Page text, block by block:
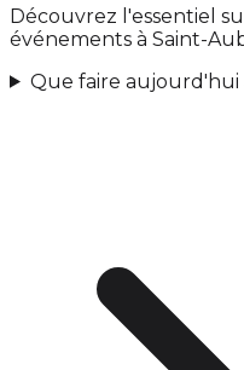
Découvrez l'essentiel
événements à Saint-
Que faire aujourd'hui